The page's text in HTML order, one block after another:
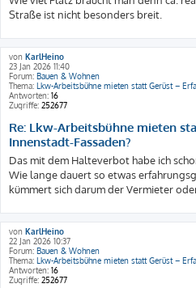
Straße ist nicht besonders breit.
von KarlHeino
23 Jan 2026 11:40
Forum: Bauen & Wohnen
Thema: Lkw-Arbeitsbühne mieten statt Gerüst –
Antworten: 16
Zugriffe: 252677
Re: Lkw-Arbeitsbühne mieten
Innenstadt-Fassaden?
Das mit dem Halteverbot habe ich
Wie lange dauert so etwas
kümmert sich darum der Vermieter
von KarlHeino
22 Jan 2026 10:37
Forum: Bauen & Wohnen
Thema: Lkw-Arbeitsbühne mieten statt Gerüst –
Antworten: 16
Zugriffe: 252677